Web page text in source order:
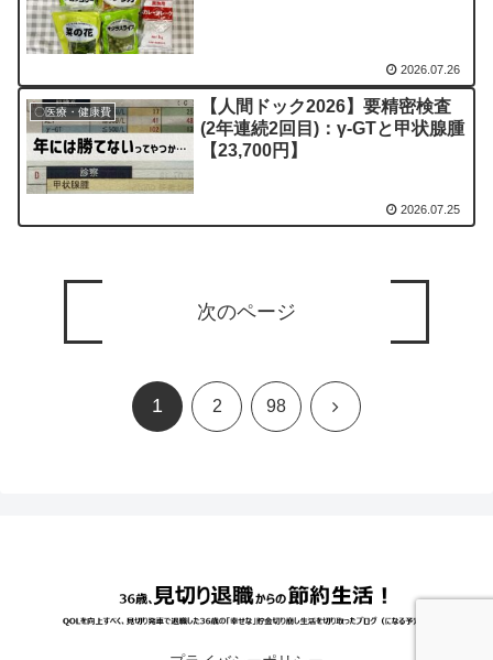
2026.07.26
〇医療・健康費
【人間ドック2026】要精密検査
(2年連続2回目)：γ-GTと甲状腺腫
【23,700円】
2026.07.25
次のページ
1 2 98 次